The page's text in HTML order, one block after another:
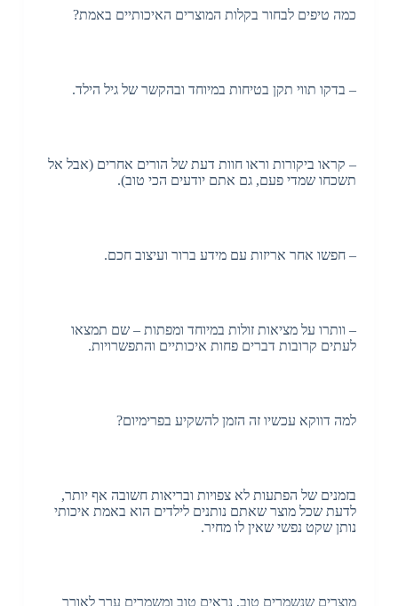
כמה טיפים לבחור בקלות המוצרים האיכותיים באמת?
– בדקו תווי תקן בטיחות במיוחד ובהקשר של גיל הילד.
– קראו ביקורות וראו חוות דעת של הורים אחרים (אבל אל
תשכחו שמדי פעם, גם אתם יודעים הכי טוב).
– חפשו אחר אריזות עם מידע ברור ועיצוב חכם.
– וותרו על מציאות זולות במיוחד ומפתות – שם תמצאו
לעתים קרובות דברים פחות איכותיים והתפשרויות.
למה דווקא עכשיו זה הזמן להשקיע בפרימיום?
בזמנים של הפתעות לא צפויות ובריאות חשובה אף יותר,
לדעת שכל מוצר שאתם נותנים לילדים הוא באמת איכותי
נותן שקט נפשי שאין לו מחיר.
מוצרים שנשמרים טוב, נראים טוב ומשמרים ערך לאורך